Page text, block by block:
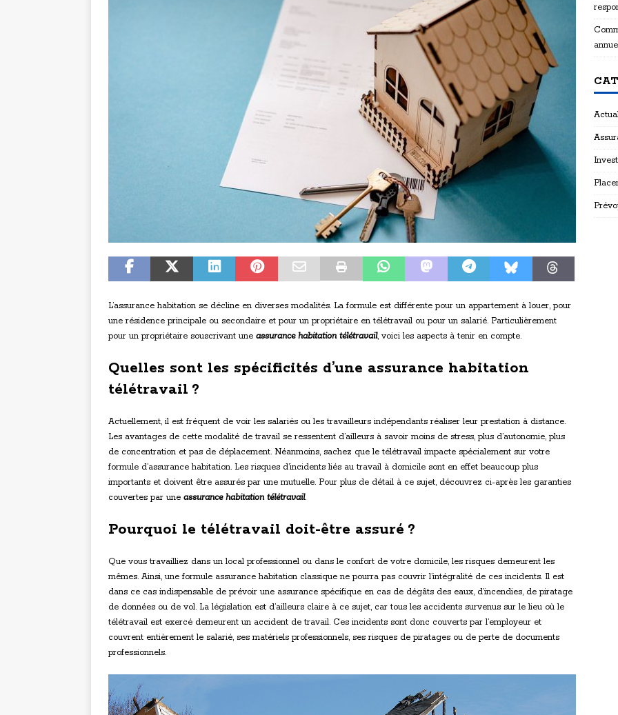
L’assurance habitation se décline en diverses modalités. La formule est différente pour un appartement à louer, pour
une résidence principale ou secondaire et pour un propriétaire en télétravail ou pour un salarié. Particulièrement
pour un propriétaire souscrivant une assurance habitation télétravail, voici les aspects à tenir en compte.
Quelles sont les spécificités d’une assurance habitation
télétravail ?
Actuellement, il est fréquent de voir les salariés ou les travailleurs indépendants réaliser leur prestation à distance.
Les avantages de cette modalité de travail se ressentent d’ailleurs à savoir moins de stress, plus d’autonomie, plus
de concentration et pas de déplacement. Néanmoins, sachez que le télétravail impacte spécialement sur votre
formule d’assurance habitation. Les risques d’incidents liés au travail à domicile sont en effet beaucoup plus
importants et doivent être assurés par une mutuelle. Pour plus de détail à ce sujet, découvrez ci-après les garanties
couvertes par une assurance habitation télétravail.
Pourquoi le télétravail doit-être assuré ?
Que vous travailliez dans un local professionnel ou dans le confort de votre domicile, les risques demeurent les
mêmes. Ainsi, une formule assurance habitation classique ne pourra pas couvrir l’intégralité de ces incidents. Il est
dans ce cas indispensable de prévoir une assurance spécifique en cas de dégâts des eaux, d’incendies, de piratage
de données ou de vol. La législation est d’ailleurs claire à ce sujet, car tous les accidents survenus sur le lieu où le
télétravail est exercé demeurent un accident de travail. Ces incidents sont donc couverts par l’employeur et
couvrent entièrement le salarié, ses matériels professionnels, ses risques de piratages ou de perte de documents
professionnels.